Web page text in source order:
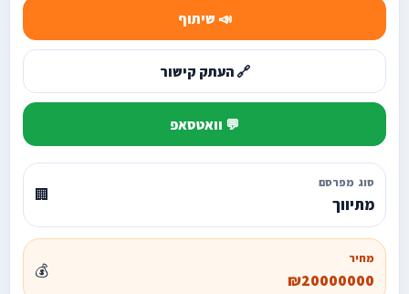
📣 שיתוף
🔗 העתק קישור
💬 וואטסאפ
סוג מפרסם
מתיווך 🏢
מחיר
₪20000000
💰